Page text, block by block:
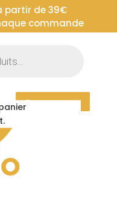
partir de 39€
commande
Espace pro